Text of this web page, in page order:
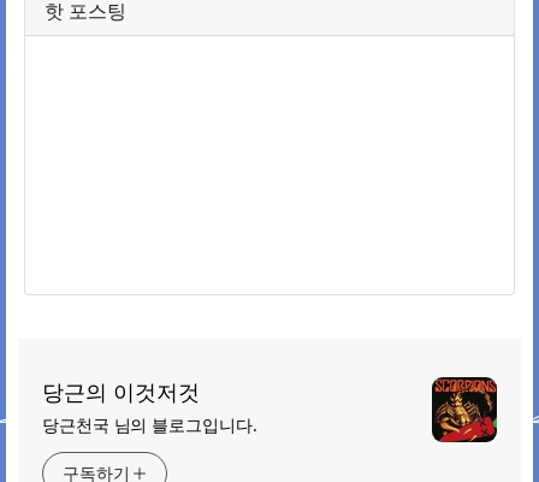
핫 포스팅
당근의 이것저것
당근천국 님의 블로그입니다.
구독하기